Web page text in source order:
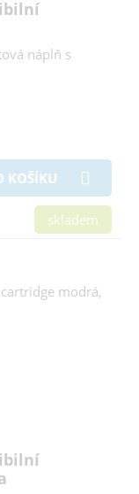
náplň s
KOŠÍKU
skladem